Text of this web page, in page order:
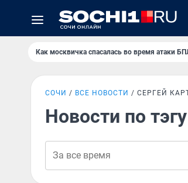
Как москвичка спасалась во время атаки
СОЧИ ВСЕ НОВОСТИ СЕРГЕЙ
Новости по